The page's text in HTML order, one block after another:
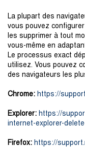
La plupart des
vous pouvez
les supprimer à tout
vous-même en
Le processus exact
utilisez. Vous pouvez
des navigateurs les
Chrome: https://
Explorer: https://
internet-explorer-
Firefox: https://